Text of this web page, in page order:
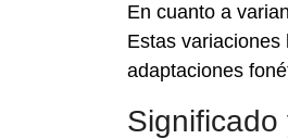
En cuanto a
Estas
adaptaciones
Significado